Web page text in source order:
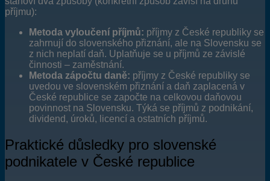
příjmu):
Metoda vyloučení příjmů: příjmy z České republiky se
zahrnují do slovenského přiznání, ale na Slovensku se
z nich neplatí daň. Uplatňuje se u příjmů ze závislé
činnosti – zaměstnání.
Metoda zápočtu daně: příjmy z České republiky se
uvedou ve slovenském přiznání a daň zaplacená v
České republice se započte na celkovou daňovou
povinnost na Slovensku. Týká se příjmů z podnikání,
dividend, úroků, licencí a ostatních příjmů.
Praktické důsledky pro slovenské
podnikatele v České republice